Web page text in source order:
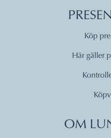
Köp
Här gäller
OM